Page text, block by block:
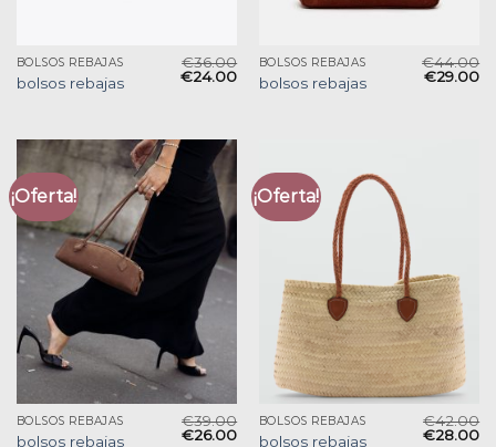
BOLSOS REBAJAS
bolsos rebajas
€36.00
€24.00
BOLSOS REBAJAS
bolsos rebajas
€44.00
€29.00
¡Oferta!
BOLSOS REBAJAS
bolsos rebajas
€39.00
€26.00
¡Oferta!
BOLSOS REBAJAS
bolsos rebajas
€42.00
€28.00